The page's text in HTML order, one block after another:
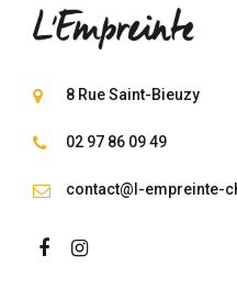
8 Rue Saint-Bieuzy
02 97 86 09 49
contact@l-empreinte-